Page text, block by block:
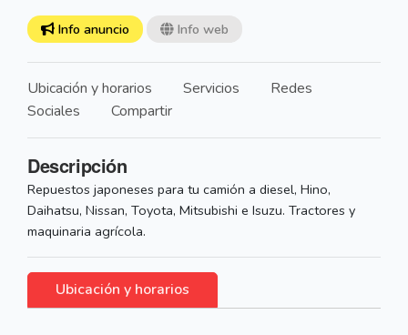
Info anuncio Info web
Ubicación y horarios Servicios
Redes
Sociales
Compartir
Descripción
Repuestos japoneses para tu camión a diesel, Hino,
Daihatsu, Nissan, Toyota, Mitsubishi e Isuzu. Tractores y
maquinaria agrícola.
Ubicación y horarios